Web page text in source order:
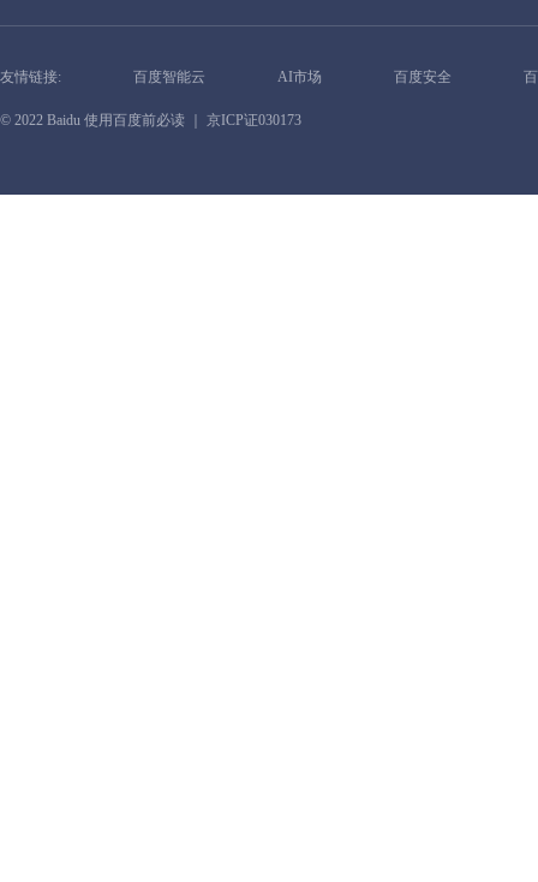
友情链接: 百度智能云 AI市场 百度安全
© 2022 Baidu 使用百度前必读 ｜ 京ICP证030173